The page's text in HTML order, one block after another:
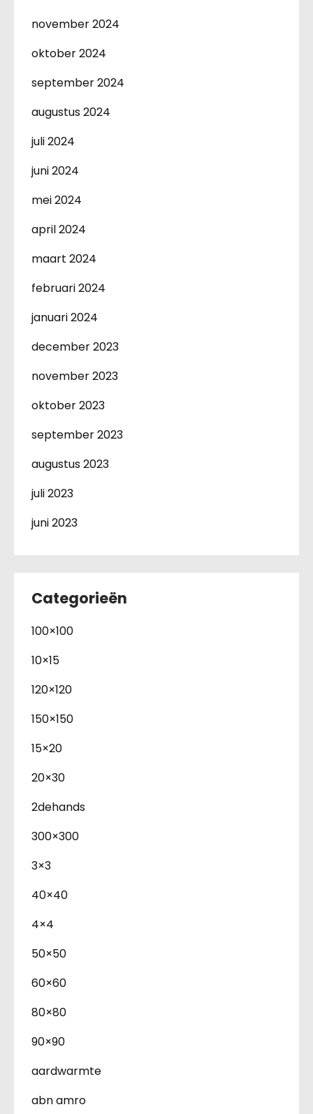
november 2024
oktober 2024
september 2024
augustus 2024
juli 2024
juni 2024
mei 2024
april 2024
maart 2024
februari 2024
januari 2024
december 2023
november 2023
oktober 2023
september 2023
augustus 2023
juli 2023
juni 2023
Categorieën
100×100
10×15
120×120
150×150
15×20
20×30
2dehands
300×300
3×3
40×40
4×4
50×50
60×60
80×80
90×90
aardwarmte
abn amro